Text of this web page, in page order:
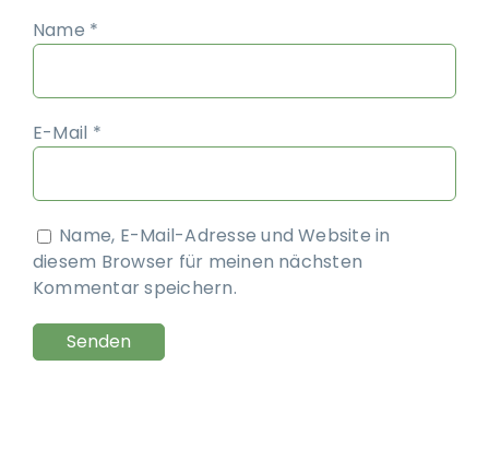
Name *
E-Mail *
Name, E-Mail-Adresse und Website in
diesem Browser für meinen nächsten
Kommentar speichern.